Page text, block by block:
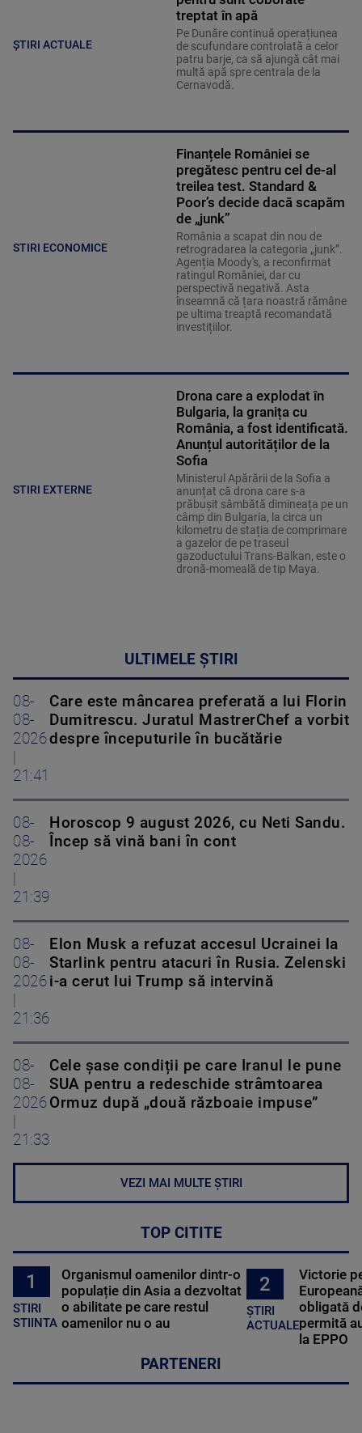
ȘTIRI ACTUALE
treptat în apă
Pe Dunăre continuă operațiunea
de scufundare controlată a celor
patru barje, ca să ajungă cât mai
multă apă spre centrala de la
Cernavodă.
STIRI ECONOMICE
Finanțele României se
pregătesc pentru cel de-al
treilea test. Standard &
Poor’s decide dacă scapăm
de „junk”
România a scapat din nou de
retrogradarea la categoria „junk”.
Agenția Moody's, a reconfirmat
ratingul României, dar cu
perspectivă negativă. Asta
înseamnă că țara noastră rămâne
pe ultima treaptă recomandată
investițiilor.
STIRI EXTERNE
Drona care a explodat în
Bulgaria, la granița cu
România, a fost identificată.
Anunțul autorităților de la
Sofia
Ministerul Apărării de la Sofia a
anunțat că drona care s-a
prăbușit sâmbătă dimineața pe un
câmp din Bulgaria, la circa un
kilometru de stația de comprimare
a gazelor de pe traseul
gazoductului Trans-Balkan, este o
dronă-momeală de tip Maya.
ULTIMELE ȘTIRI
08-
08-
2026
21:41
Care este mâncarea preferată a lui Florin
Dumitrescu. Juratul MastrerChef a vorbit
despre începuturile în bucătărie
08-
08-
2026
21:39
Horoscop 9 august 2026, cu Neti Sandu.
Încep să vină bani în cont
08-
08-
2026
21:36
Elon Musk a refuzat accesul Ucrainei la
Starlink pentru atacuri în Rusia. Zelenski
i-a cerut lui Trump să intervină
08-
08-
2026
21:33
Cele șase condiții pe care Iranul le pune
SUA pentru a redeschide strâmtoarea
Ormuz după „două războaie impuse”
VEZI MAI MULTE ȘTIRI
TOP CITITE
1
STIRI
STIINTA
Organismul oamenilor dintr-o
populație din Asia a dezvoltat
o abilitate pe care restul
oamenilor nu o au
2
ȘTIRI
ACTUALE
Victorie
obligată
permită
la EPPO
PARTENERI